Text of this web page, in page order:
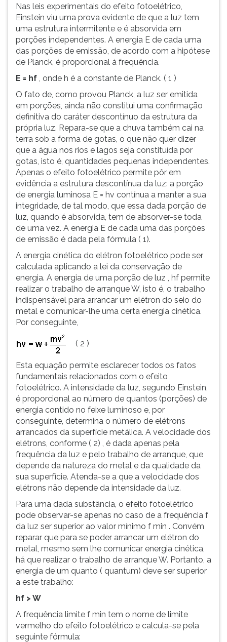
Nas leis experimentais do efeito fotoelétrico,
Einstein viu uma prova evidente de que a luz tem
uma estrutura intermitente e é absorvida em
porções independentes. A energia E de cada uma
das porções de emissão, de acordo com a hipótese
de Planck, é proporcional à frequência.
E = hf , onde h é a constante de Planck. ( 1 )
O fato de, como provou Planck, a luz ser emitida
em porções, ainda não constitui uma confirmação
definitiva do caráter descontínuo da estrutura da
própria luz. Repara-se que a chuva também cai na
terra sob a forma de gotas, o que não quer dizer
que a água nos rios e lagos seja constituída por
gotas, isto é, quantidades pequenas independentes.
Apenas o efeito fotoelétrico permite pôr em
evidência a estrutura descontínua da luz: a porção
de energia luminosa E = hv contínua a manter a sua
integridade, de tal modo, que essa dada porção de
luz, quando é absorvida, tem de absorver-se toda
de uma vez. A energia E de cada uma das porções
de emissão é dada pela fórmula ( 1).
A energia cinética do elétron fotoelétrico pode ser
calculada aplicando a lei da conservação de
energia. A energia de uma porção de luz , hf permite
realizar o trabalho de arranque W, isto é, o trabalho
indispensável para arrancar um elétron do seio do
metal e comunicar-lhe uma certa energia cinética.
Por conseguinte,
( 2 )
Esta equação permite esclarecer todos os fatos
fundamentais relacionados com o efeito
fotoelétrico. A intensidade da luz, segundo Einstein,
é proporcional ao número de quantos (porções) de
energia contido no feixe luminoso e, por
conseguinte, determina o número de elétrons
arrancados da superfície metálica. A velocidade dos
elétrons, conforme ( 2) , é dada apenas pela
frequência da luz e pelo trabalho de arranque, que
depende da natureza do metal e da qualidade da
sua superfície. Atenda-se a que a velocidade dos
elétrons não depende da intensidade da luz.
Para uma dada substância, o efeito fotoelétrico
pode observar-se apenas no caso de a frequência f
da luz ser superior ao valor mínimo f min . Convém
reparar que para se poder arrancar um elétron do
metal, mesmo sem lhe comunicar energia cinética,
há que realizar o trabalho de arranque W. Portanto, a
energia de um quanto ( quantum) deve ser superior
a este trabalho:
hf > W
A frequência limite f min tem o nome de limite
vermelho do efeito fotoelétrico e calcula-se pela
seguinte fórmula: